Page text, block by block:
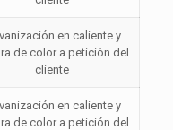
en caliente y
de color a petición del
cliente
en caliente y
de color a petición del